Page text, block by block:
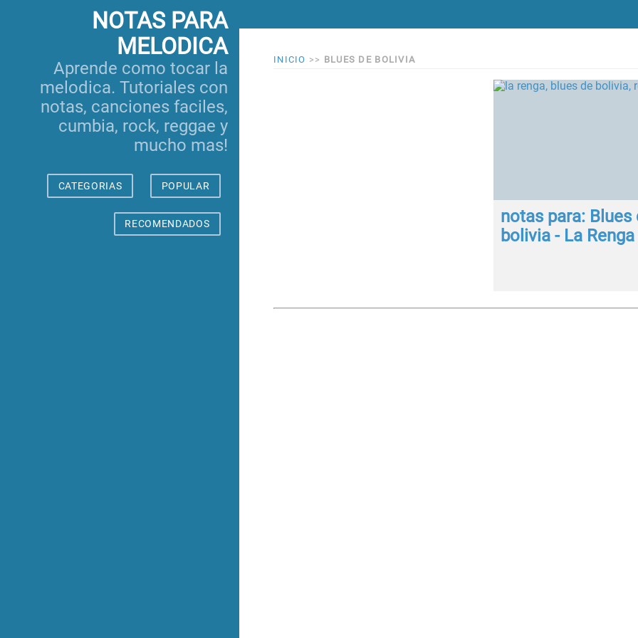
NOTAS PARA
MELODICA
Aprende como tocar la
melodica. Tutoriales con
notas, canciones faciles,
cumbia, rock, reggae y
mucho mas!
CATEGORIAS POPULAR
RECOMENDADOS
INICIO >> BLUES DE BOLIVIA
notas para: Blues
bolivia - La Renga